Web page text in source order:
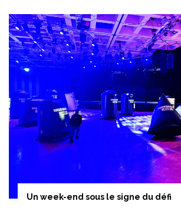
Un week-end sous le signe du défi